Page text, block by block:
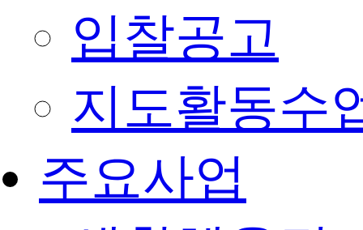
입찰공고
지도활동수
주요사업